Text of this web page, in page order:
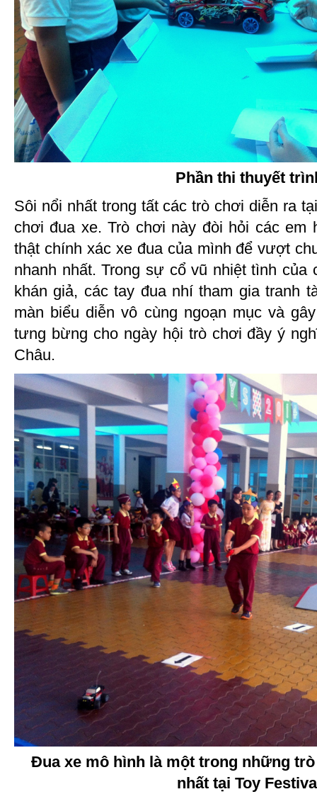
Phần thi thuyết
Sôi nổi nhất trong tất các trò chơi diễn ra
chơi đua xe. Trò chơi này đòi hỏi các em
thật chính xác xe đua của mình để vượt
nhanh nhất. Trong sự cổ vũ nhiệt tình của
khán giả, các tay đua nhí tham gia tranh
màn biểu diễn vô cùng ngoạn mục và
tưng bừng cho ngày hội trò chơi đầy ý
Châu.
Đua xe mô hình là một trong những
nhất tại Toy